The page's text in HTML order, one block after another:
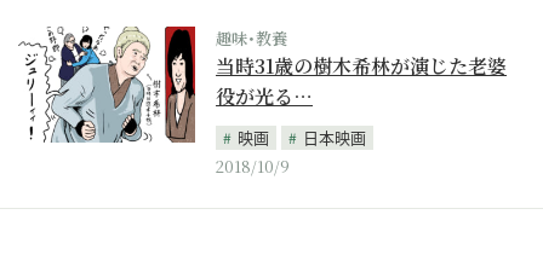
趣味･教養
当時31歳の樹木希林が演じた老婆
役が光る…
映画
日本映画
2018/10/9